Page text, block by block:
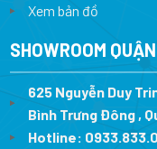
Xem bản đồ
SHOWROOM
625 Nguyễn Duy
Bình Trưng Đông ,
Hotline: